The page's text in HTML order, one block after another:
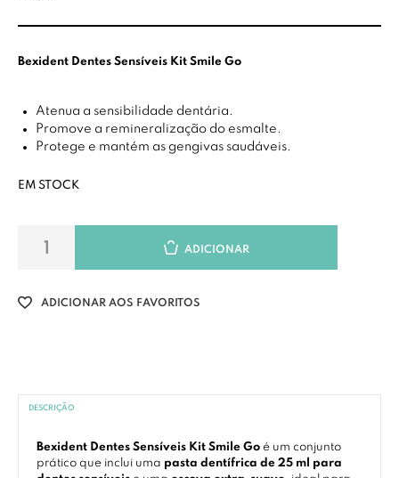
Bexident Dentes Sensíveis Kit Smile Go
Atenua a sensibilidade dentária.
Promove a remineralização do esmalte.
Protege e mantém as gengivas saudáveis.
EM STOCK
ADICIONAR
ADICIONAR AOS FAVORITOS
DESCRIÇÃO
Bexident Dentes Sensíveis Kit Smile Go é um conjunto
prático que inclui uma pasta dentífrica de 25 ml para